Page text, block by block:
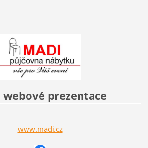
webové prezentace
www.madi.cz